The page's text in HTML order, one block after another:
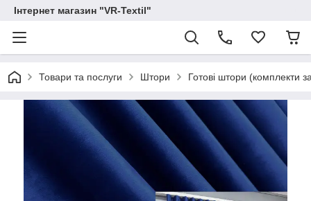
Інтернет магазин "VR-Textil"
Товари та послуги Штори Готові штори (комплекти